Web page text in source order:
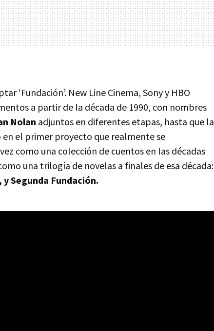
‘Fundación’. New Line Cinema, Sony y HBO
a partir de la década de 1990, con nombres
Nolan adjuntos en diferentes etapas, hasta que la
en el primer proyecto que realmente se
como una colección de cuentos en las décadas
una trilogía de novelas a finales de esa década:
Segunda Fundación.